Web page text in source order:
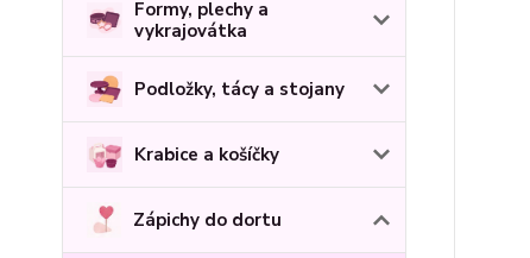
Formy, plechy a
vykrajovátka
Podložky, tácy a stojany
Krabice a košíčky
Zápichy do dortu